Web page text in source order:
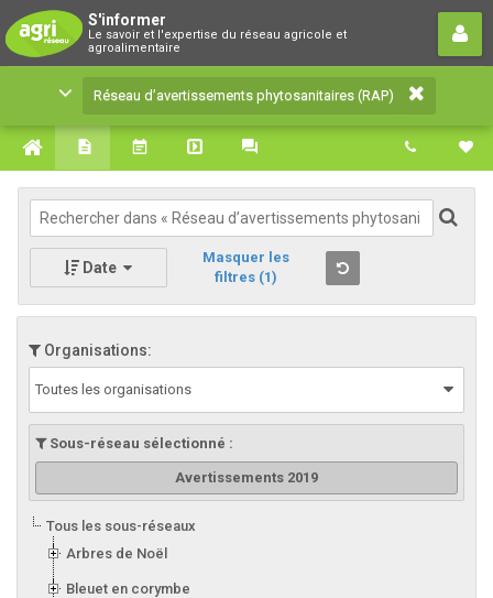
S'informer
Le savoir et l'expertise du réseau agricole et
agroalimentaire
Réseau d’avertissements
phytosanitaires (RAP)
Le savoir et l'expertise du réseau agricole et
agroalimentaire
Réseau d’avertissements phytosanitaires (RAP)
Date
Masquer les
filtres (1)
Organisations:
Toutes les organisations
Sous-réseau sélectionné :
Avertissements 2019
Tous les sous-réseaux
Arbres de Noël
Bleuet en corymbe